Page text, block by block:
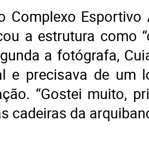
Complexo Esportivo
a estrutura como
a fotógrafa,
e precisava de um
“Gostei muito,
cadeiras da